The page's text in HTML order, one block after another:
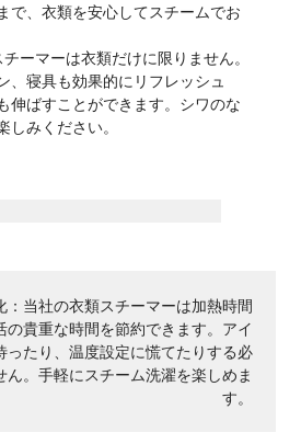
で、衣類を安心してスチームでお
ーマーは衣類だけに限りません。
、寝具も効果的にリフレッシュ
伸ばすことができます。シワのな
みください。
：当社の衣類スチーマーは加熱時間
の貴重な時間を節約できます。アイ
ったり、温度設定に慌てたりする必
ん。手軽にスチーム洗濯を楽しめま
す。